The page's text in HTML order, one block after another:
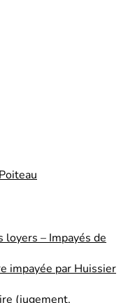
loyers – Impayés de
impayée par Huissier
(jugement,